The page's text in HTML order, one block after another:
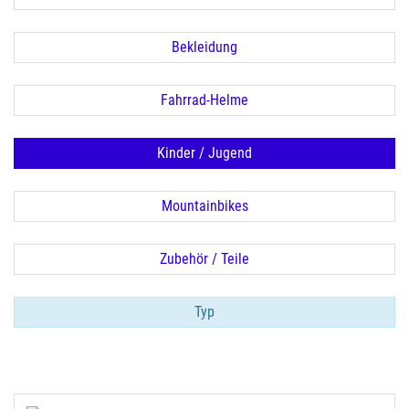
Bekleidung
Fahrrad-Helme
Kinder / Jugend
Mountainbikes
Zubehör / Teile
Typ